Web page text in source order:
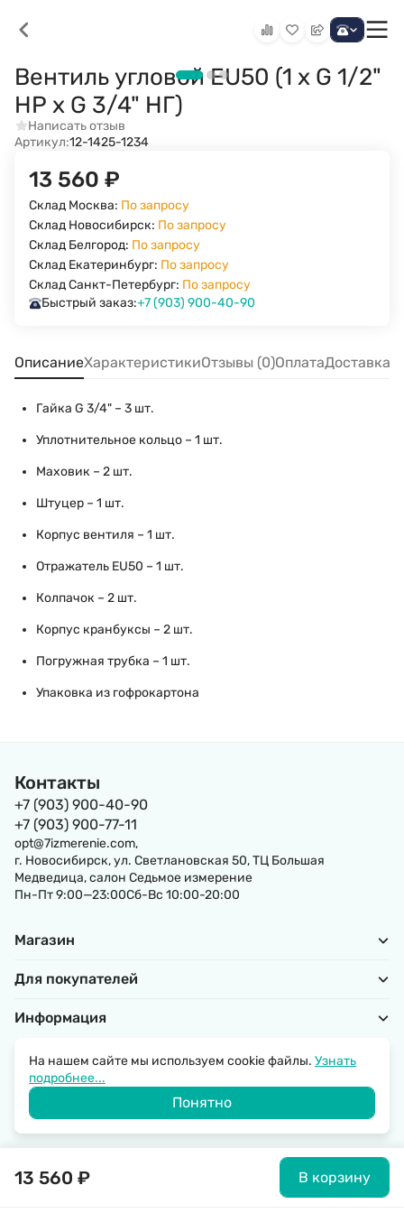
Вентиль угловой EU50 (1 х G 1/2"
НР х G 3/4" НГ)
Написать отзыв
Артикул:12-1425-1234
13 560 ₽
Склад Москва: По запросу
Склад Новосибирск: По запросу
Склад Белгород: По запросу
Склад Екатеринбург: По запросу
Склад Санкт-Петербург: По запросу
Быстрый заказ:+7 (903) 900-40-90
13 560 ₽ В корзину
ОписаниеХарактеристикиОтзывы (0)ОплатаДоставка
Гайка G 3/4" – 3 шт.
Уплотнительное кольцо – 1 шт.
Маховик – 2 шт.
Штуцер – 1 шт.
Корпус вентиля – 1 шт.
Отражатель EU50 – 1 шт.
Колпачок – 2 шт.
Корпус кранбуксы – 2 шт.
Погружная трубка – 1 шт.
Упаковка из гофрокартона
Контакты
+7 (903) 900-40-90
+7 (903) 900-77-11
opt@7izmerenie.com,
г. Новосибирск, ул. Светлановская 50, ТЦ Большая
Медведица, салон Седьмое измерение
Пн-Пт 9:00—23:00Сб-Вс 10:00-20:00
Магазин
Для покупателей
Информация
© 2026 SantechRussia.
Политика обработки персональных данных
На нашем сайте мы используем cookie файлы. Узнать
подробнее...
Понятно